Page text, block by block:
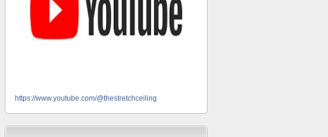
https://www.youtube.com/@thestretchceiling